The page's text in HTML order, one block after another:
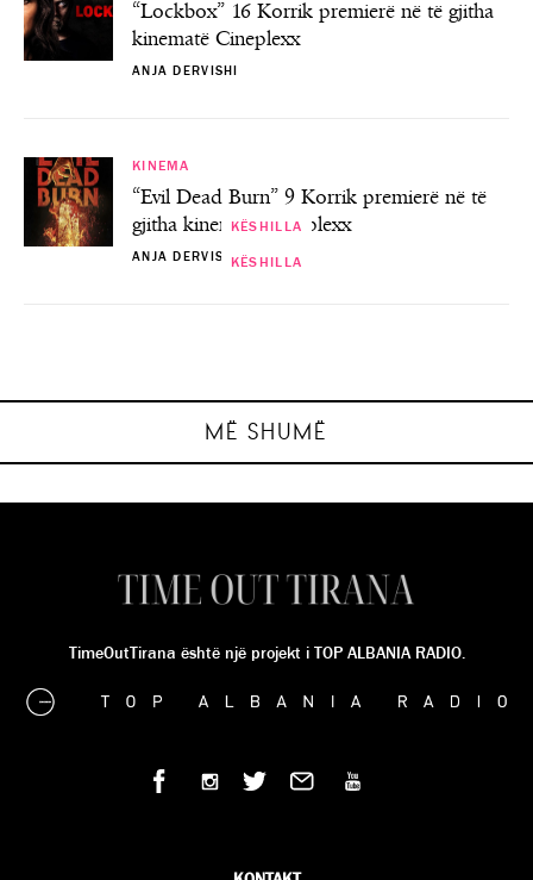
“Lockbox” 16 Korrik premierë në të gjitha
kinematë Cineplexx
ANJA DERVISHI
KINEMA
“Evil Dead Burn” 9 Korrik premierë në të
gjitha kinematë Cineplexx
ANJA DERVISHI
MË SHUMË
KËSHILLA
ANJA DERVISHI
KËSHILLA
ANJA DERVISHI
KËSHILLA
ANJA DERVISHI
KËSHILLA
ANJA DERVISHI
TimeOutTirana është një projekt i TOP ALBANIA RADIO.